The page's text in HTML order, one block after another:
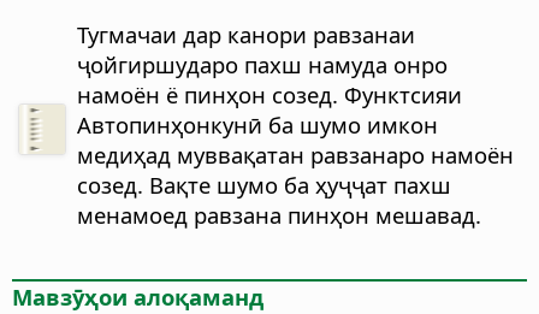
Тугмачаи дар канори равзанаи
ҷойгиршударо пахш намуда онро
намоён ё пинҳон созед. Функтсияи
Автопинҳонкунӣ ба шумо имкон
медиҳад муввақатан равзанаро намоён
созед. Вақте шумо ба ҳуҷҷат пахш
менамоед равзана пинҳон мешавад.
Мавзӯҳои алоқаманд